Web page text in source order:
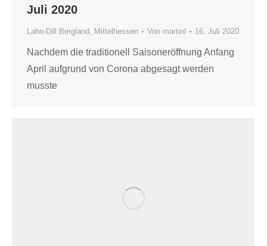
Juli 2020
Lahn-Dill Bergland, Mittelhessen Von martinl 16. Juli 2020
Nachdem die traditionell Saisoneröffnung Anfang
April aufgrund von Corona abgesagt werden
musste